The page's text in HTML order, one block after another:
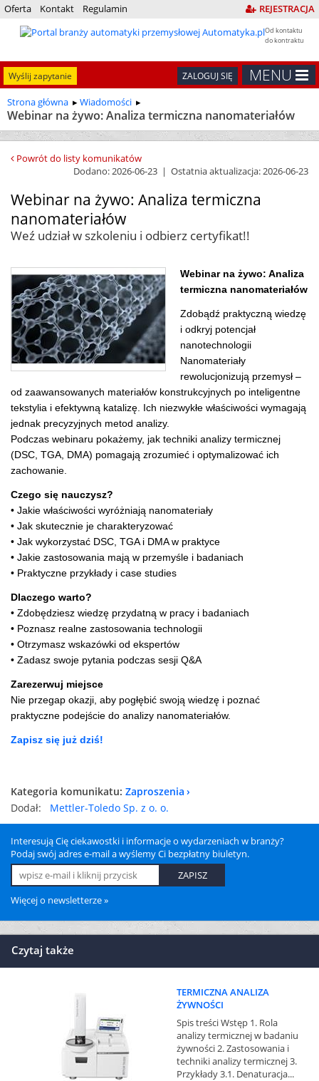
Oferta Kontakt Regulamin REJESTRACJA
Od kontaktu
do kontraktu
MENU
ZALOGUJ SIĘ
Wyślij zapytanie
Strona główna Wiadomości
Webinar na żywo: Analiza termiczna nanomateriałów
Powrót do listy komunikatów
Dodano: 2026-06-23 | Ostatnia aktualizacja: 2026-06-23
Webinar na żywo: Analiza termiczna
nanomateriałów
Weź udział w szkoleniu i odbierz certyfikat!!
Webinar na żywo: Analiza
termiczna nanomateriałów
Zdobądź praktyczną wiedzę
i odkryj potencjał
nanotechnologii
Nanomateriały
rewolucjonizują przemysł –
od zaawansowanych materiałów konstrukcyjnych po inteligentne
tekstylia i efektywną katalizę. Ich niezwykłe właściwości wymagają
jednak precyzyjnych metod analizy.
Podczas webinaru pokażemy, jak techniki analizy termicznej
(DSC, TGA, DMA) pomagają zrozumieć i optymalizować ich
zachowanie.
Czego się nauczysz?
• Jakie właściwości wyróżniają nanomateriały
• Jak skutecznie je charakteryzować
• Jak wykorzystać DSC, TGA i DMA w praktyce
• Jakie zastosowania mają w przemyśle i badaniach
• Praktyczne przykłady i case studies
Dlaczego warto?
• Zdobędziesz wiedzę przydatną w pracy i badaniach
• Poznasz realne zastosowania technologii
• Otrzymasz wskazówki od ekspertów
• Zadasz swoje pytania podczas sesji Q&A
Zarezerwuj miejsce
Nie przegap okazji, aby pogłębić swoją wiedzę i poznać
praktyczne podejście do analizy nanomateriałów.
Zapisz się już dziś!
Kategoria komunikatu: Zaproszenia
Dodał:
Mettler-Toledo Sp. z o. o.
Interesują Cię ciekawostki i informacje o wydarzeniach w branży?
Podaj swój adres e-mail a wyślemy Ci bezpłatny biuletyn.
Więcej o newsletterze »
Czytaj także
TERMICZNA ANALIZA
YWNOŚCI
Spis treści Wstęp 1. Rola
analizy termicznej w badaniu
żywności 2. Zastosowania i
techniki analizy termicznej 3.
Przykłady 3.1. Denaturacja...